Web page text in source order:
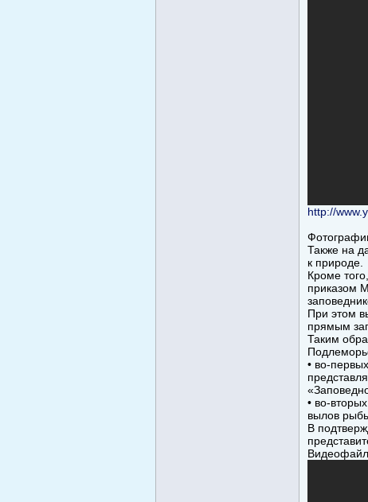
http://
Также на
к природе.
Кроме
приказом
При этом
прямым
Таким
• во-
• во-
вылов
В